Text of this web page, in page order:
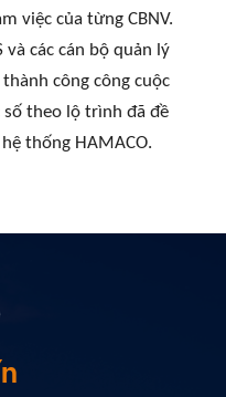
việc của từng CBNV.
và các cán bộ quản lý
công công cuộc
theo lộ trình đã đề
thống HAMACO.